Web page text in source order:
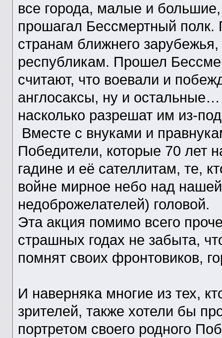
все города, малые и
прошагал Бессмертный полк.
странам ближнего
республикам. Прошел
считают, что воевали и
англосаксы, ну и
насколько разрешат им из-
Вместе с внуками и
Победители, которые 70 лет
гадине и её сателлитам, те,
войне мирное небо над
недоброжелателей) головой.
Эта акция помимо всего
страшных годах не забыта,
помнят своих фронтовиков,
И наверняка многие из тех,
зрителей, также хотели бы
портретом своего родного